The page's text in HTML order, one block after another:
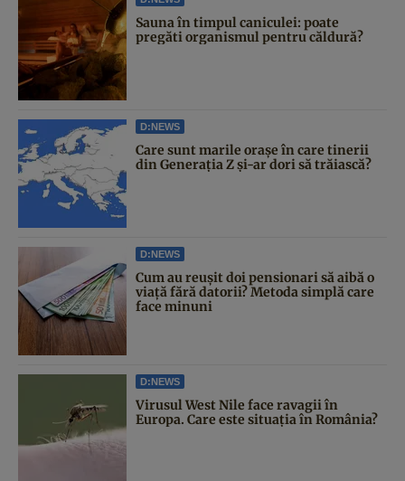
Sauna în timpul caniculei: poate
pregăti organismul pentru căldură?
D:NEWS
Care sunt marile orașe în care tinerii
din Generația Z și-ar dori să trăiască?
D:NEWS
Cum au reușit doi pensionari să aibă o
viață fără datorii? Metoda simplă care
face minuni
D:NEWS
Virusul West Nile face ravagii în
Europa. Care este situația în România?